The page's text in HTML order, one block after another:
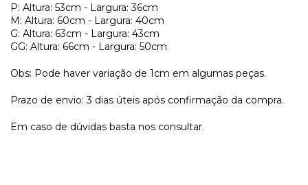
P: Altura: 53cm - Largura: 36cm
M: Altura: 60cm - Largura: 40cm
G: Altura: 63cm - Largura: 43cm
GG: Altura: 66cm - Largura: 50cm
Obs: Pode haver variação de 1cm em algumas peças.
Prazo de envio: 3 dias úteis após confirmação da compra.
Em caso de dúvidas basta nos consultar.